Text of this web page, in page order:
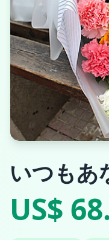
いつもあ
US$